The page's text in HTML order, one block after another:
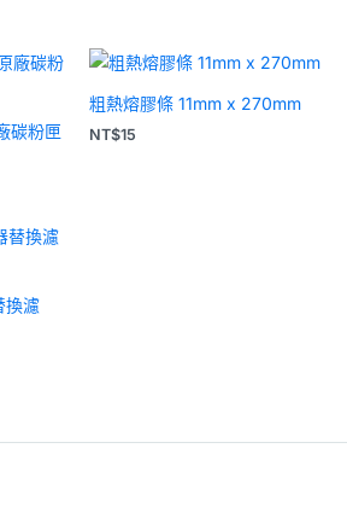
碳粉匣
粗熱熔膠條 11mm x 270mm
NT$15
換濾